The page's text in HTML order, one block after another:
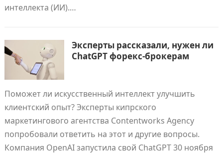
интеллекта (ИИ).…
Эксперты рассказали, нужен ли
ChatGPT форекс-брокерам
Поможет ли искусственный интеллект улучшить
клиентский опыт? Эксперты кипрского
маркетингового агентства Contentworks Agency
попробовали ответить на этот и другие вопросы.
Компания OpenAI запустила свой ChatGPT 30 ноября